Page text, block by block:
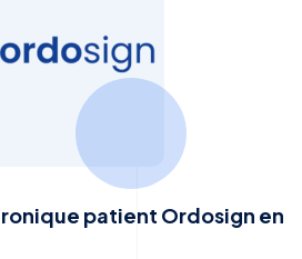
patient Ordosign en